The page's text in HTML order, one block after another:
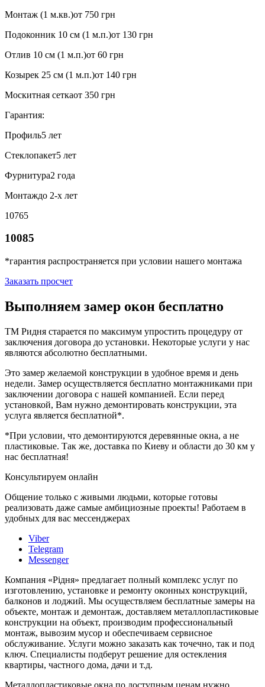
Монтаж (1 м.кв.)от 750 грн
Подоконник 10 см (1 м.п.)от 130 грн
Отлив 10 см (1 м.п.)от 60 грн
Козырек 25 см (1 м.п.)от 140 грн
Москитная сеткаот 350 грн
Гарантия:
Профиль5 лет
Стеклопакет5 лет
Фурнитура2 года
Монтаждо 2-х лет
10765
10085
*гарантия распространяется при условии нашего монтажа
Заказать просчет
Выполняем замер окон бесплатно
ТМ Ридня старается по максимум упростить процедуру от
заключения договора до установки. Некоторые услуги у нас
являются абсолютно бесплатными.
Это замер желаемой конструкции в удобное время и день
недели. Замер осуществляется бесплатно монтажниками при
заключении договора с нашей компанией. Если перед
установкой, Вам нужно демонтировать конструкции, эта
услуга является бесплатной*.
*При условии, что демонтируются деревянные окна, а не
пластиковые. Так же, доставка по Киеву и области до 30 км у
нас бесплатная!
Консультируем онлайн
Общение только с живыми людьми, которые готовы
реализовать даже самые амбициозные проекты! Работаем в
удобных для вас мессенджерах
Viber
Telegram
Messenger
Компания «Рідня» предлагает полный комплекс услуг по
изготовлению, установке и ремонту оконных конструкций,
балконов и лоджий. Мы осуществляем бесплатные замеры на
объекте, монтаж и демонтаж, доставляем металлопластиковые
конструкции на объект, производим профессиональный
монтаж, вывозим мусор и обеспечиваем сервисное
обслуживание. Услуги можно заказать как точечно, так и под
ключ. Специалисты подберут решение для остекления
квартиры, частного дома, дачи и т.д.
Металлопластиковые окна по доступным ценам нужно